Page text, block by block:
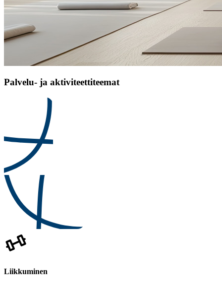
Palvelu- ja aktiviteettiteemat
Liikkuminen